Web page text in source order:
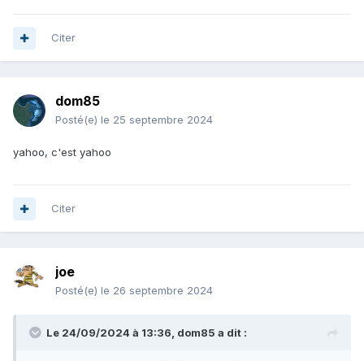
Citer
dom85
Posté(e) le 25 septembre 2024
yahoo, c'est yahoo
Citer
joe
Posté(e) le 26 septembre 2024
Le 24/09/2024 à 13:36, dom85 a dit :